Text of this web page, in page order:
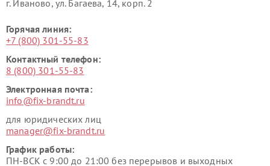
г. Иваново, ул. Багаева, 14, корп. 2
Горячая линия:
+7 (800) 301-55-83
Контактный телефон:
8 (800) 301-55-83
Электронная почта:
info@fix-brandt.ru
для юридических лиц
manager@fix-brandt.ru
График работы:
ПН-ВСК с 9:00 до 21:00 без перерывов и выходных